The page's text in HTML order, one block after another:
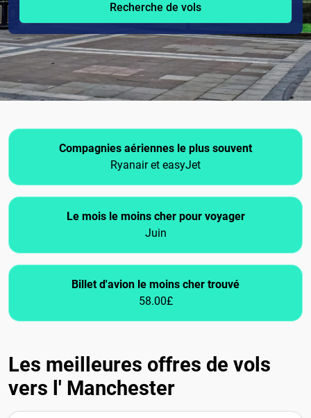
Recherche de vols
Compagnies aériennes le plus souvent
Ryanair et easyJet
Le mois le moins cher pour voyager
Juin
Billet d'avion le moins cher trouvé
58.00£
Les meilleures offres de vols
vers l' Manchester